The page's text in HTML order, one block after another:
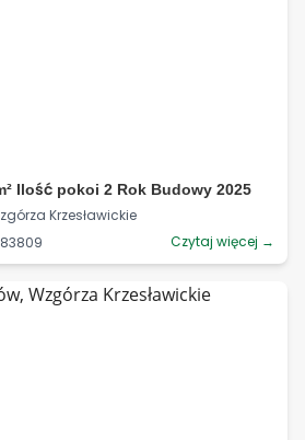
Ilość pokoi 2 Rok Budowy 2025
Krzesławickie
Czytaj więcej →